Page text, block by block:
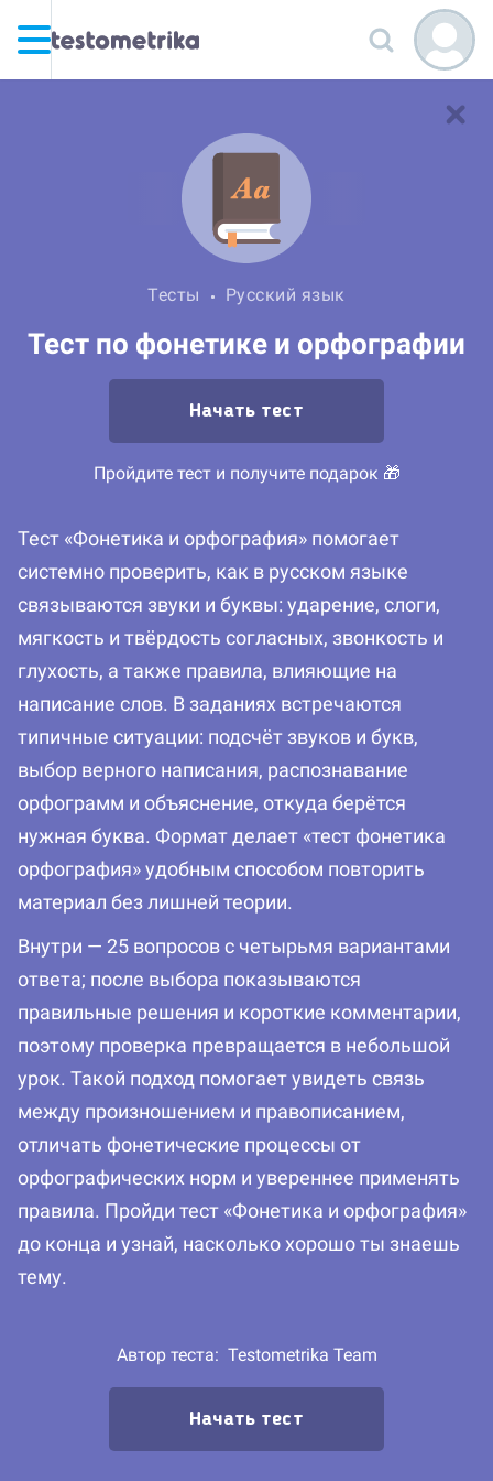
Тесты Русский язык
Тест по фонетике и орфографии
Начать тест
Пройдите тест и получите подарок 🎁
Тест «Фонетика и орфография» помогает
системно проверить, как в русском языке
связываются звуки и буквы: ударение, слоги,
мягкость и твёрдость согласных, звонкость и
глухость, а также правила, влияющие на
написание слов. В заданиях встречаются
типичные ситуации: подсчёт звуков и букв,
выбор верного написания, распознавание
орфограмм и объяснение, откуда берётся
нужная буква. Формат делает «тест фонетика
орфография» удобным способом повторить
материал без лишней теории.
Внутри — 25 вопросов с четырьмя вариантами
ответа; после выбора показываются
правильные решения и короткие комментарии,
поэтому проверка превращается в небольшой
урок. Такой подход помогает увидеть связь
между произношением и правописанием,
отличать фонетические процессы от
орфографических норм и увереннее применять
правила. Пройди тест «Фонетика и орфография»
до конца и узнай, насколько хорошо ты знаешь
тему.
Автор теста: Testometrika Team
Начать тест